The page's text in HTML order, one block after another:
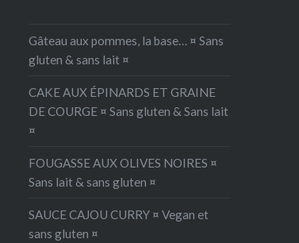
Gâteau aux pommes, la base… ¤ Sans
gluten & sans lait ¤
CAKE AUX ÉPINARDS ET GRAINE
DE COURGE ¤ Sans gluten & Sans lait
¤
FOUGASSE AUX OLIVES NOIRES ¤
Sans lait & sans gluten ¤
SAUCE CAJOU CURRY ¤ Vegan et
sans gluten ¤